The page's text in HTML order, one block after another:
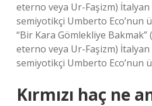
eterno veya Ur-Faşizm)
semiyotikçi Umberto Eco’nun
“Bir Kara Gömlekliye Bakmak”
eterno veya Ur-Faşizm)
semiyotikçi Umberto Eco’nun
Kırmızı haç ne